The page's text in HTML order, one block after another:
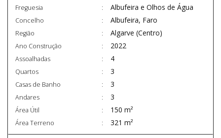
Freguesia Albufeira e Olhos de Água
Concelho Albufeira, Faro
Região Algarve (Centro)
Ano Construção 2022
Assoalhadas 4
Quartos 3
Casas de Banho 3
Andares 3
Área Útil 150 m²
Área Terreno 321 m²